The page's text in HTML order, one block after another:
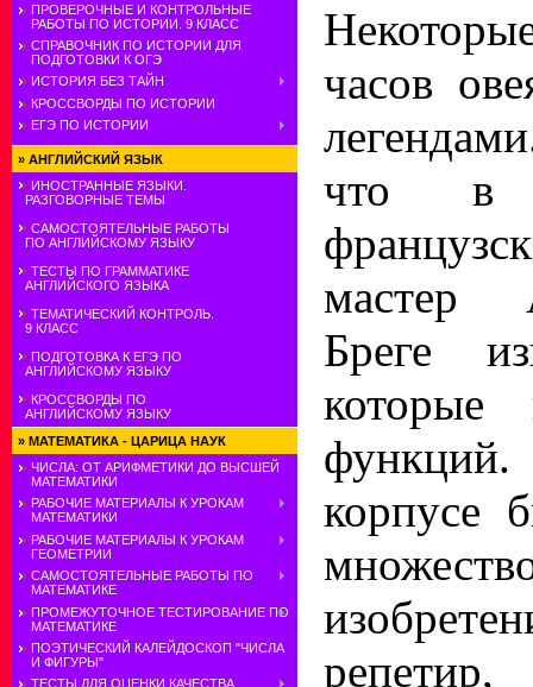
ПРОВЕРОЧНЫЕ И КОНТРОЛЬНЫЕ
РАБОТЫ ПО ИСТОРИИ. 9 КЛАСС
СПРАВОЧНИК ПО ИСТОРИИ ДЛЯ
ПОДГОТОВКИ К ОГЭ
ИСТОРИЯ БЕЗ ТАЙН
КРОССВОРДЫ ПО ИСТОРИИ
ЕГЭ ПО ИСТОРИИ
» АНГЛИЙСКИЙ ЯЗЫК
ИНОСТРАННЫЕ ЯЗЫКИ.
РАЗГОВОРНЫЕ ТЕМЫ
САМОСТОЯТЕЛЬНЫЕ РАБОТЫ
ПО АНГЛИЙСКОМУ ЯЗЫКУ
ТЕСТЫ ПО ГРАММАТИКЕ
АНГЛИЙСКОГО ЯЗЫКА
ТЕМАТИЧЕСКИЙ КОНТРОЛЬ.
9 КЛАСС
ПОДГОТОВКА К ЕГЭ ПО
АНГЛИЙСКОМУ ЯЗЫКУ
КРОССВОРДЫ ПО
АНГЛИЙСКОМУ ЯЗЫКУ
» МАТЕМАТИКА - ЦАРИЦА НАУК
ЧИСЛА: ОТ АРИФМЕТИКИ ДО ВЫСШЕЙ
МАТЕМАТИКИ
РАБОЧИЕ МАТЕРИАЛЫ К УРОКАМ
МАТЕМАТИКИ
РАБОЧИЕ МАТЕРИАЛЫ К УРОКАМ
ГЕОМЕТРИИ
САМОСТОЯТЕЛЬНЫЕ РАБОТЫ ПО
МАТЕМАТИКЕ
ПРОМЕЖУТОЧНОЕ ТЕСТИРОВАНИЕ ПО
МАТЕМАТИКЕ
ПОЭТИЧЕСКИЙ КАЛЕЙДОСКОП "ЧИСЛА
И ФИГУРЫ"
ТЕСТЫ ДЛЯ ОЦЕНКИ КАЧЕСТВА
часов
что в
мастер
Бреге
которые
корпусе